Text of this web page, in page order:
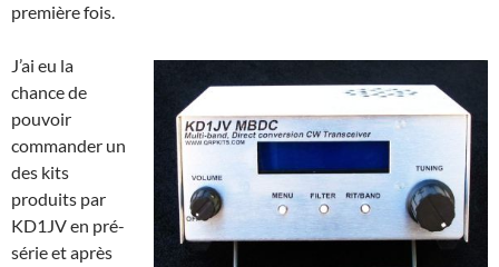
première fois.
J’ai eu la
chance de
pouvoir
commander un
des kits
produits par
KD1JV en pré-
série et après